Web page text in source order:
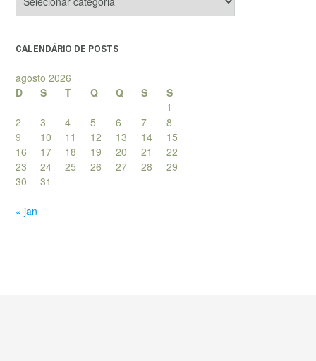
de
CALENDÁRIO DE POSTS
agosto 2026
D
S T Q Q S
S
1
2
3 4 5 6 7
8
9
10 11 12 13 14
15
16
17 18 19 20 21
22
23
24 25 26 27 28
29
30
31
« jan